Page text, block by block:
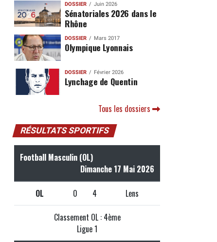
DOSSIER Juin 2026
Sénatoriales 2026 dans le
Rhône
DOSSIER Mars 2017
Olympique Lyonnais
DOSSIER Février 2026
Lynchage de Quentin
Tous les dossiers
RÉSULTATS SPORTIFS
Football Masculin (OL)
Dimanche 17 Mai 2026
OL 0 4 Lens
Classement OL : 4ème
Ligue 1